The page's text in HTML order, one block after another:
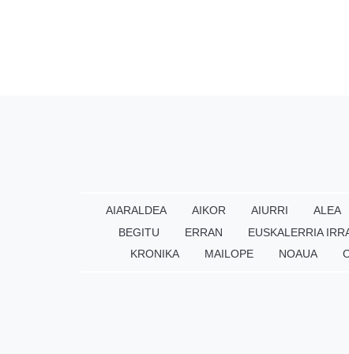
AIARALDEA AIKOR AIURRI ALEA
BEGITU
ERRAN EUSKALERRIA
KRONIKA
MAILOPE NOAUA